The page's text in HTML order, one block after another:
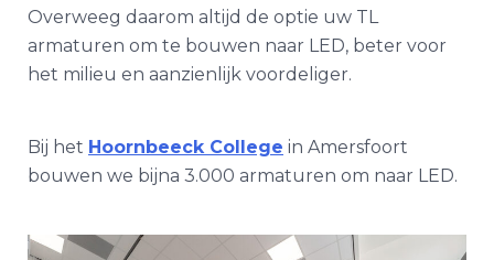
Overweeg daarom altijd de optie uw TL
armaturen om te bouwen naar LED, beter voor
het milieu en aanzienlijk voordeliger.
Bij het Hoornbeeck College in Amersfoort
bouwen we bijna 3.000 armaturen om naar LED.